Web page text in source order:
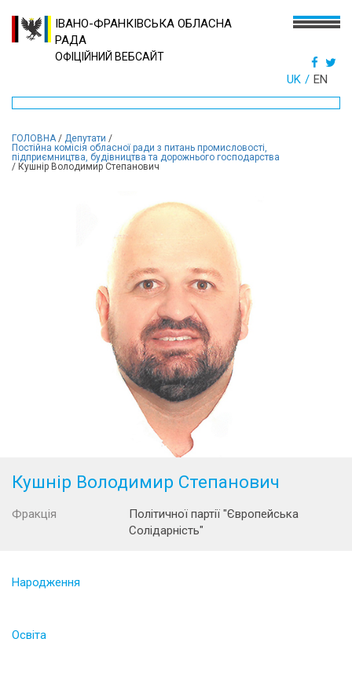
ІВАНО-ФРАНКІВСЬКА ОБЛАСНА
РАДА
ОФІЦІЙНИЙ ВЕБСАЙТ
UK EN
ГОЛОВНА/ Депутати /
Постійна комісія обласної ради з питань промисловості,
підприємництва, будівництва та дорожнього господарства
/ Кушнір Володимир Степанович
Кушнір Володимир Степанович
Фракція
Політичної партії "Європейська
Солідарність"
Народження
Освіта